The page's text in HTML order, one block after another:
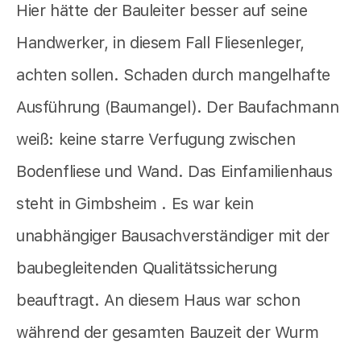
Hier hätte der Bauleiter besser auf seine
Handwerker, in diesem Fall Fliesenleger,
achten sollen. Schaden durch mangelhafte
Ausführung (Baumangel). Der Baufachmann
weiß: keine starre Verfugung zwischen
Bodenfliese und Wand. Das Einfamilienhaus
steht in Gimbsheim . Es war kein
unabhängiger Bausachverständiger mit der
baubegleitenden Qualitätssicherung
beauftragt. An diesem Haus war schon
während der gesamten Bauzeit der Wurm